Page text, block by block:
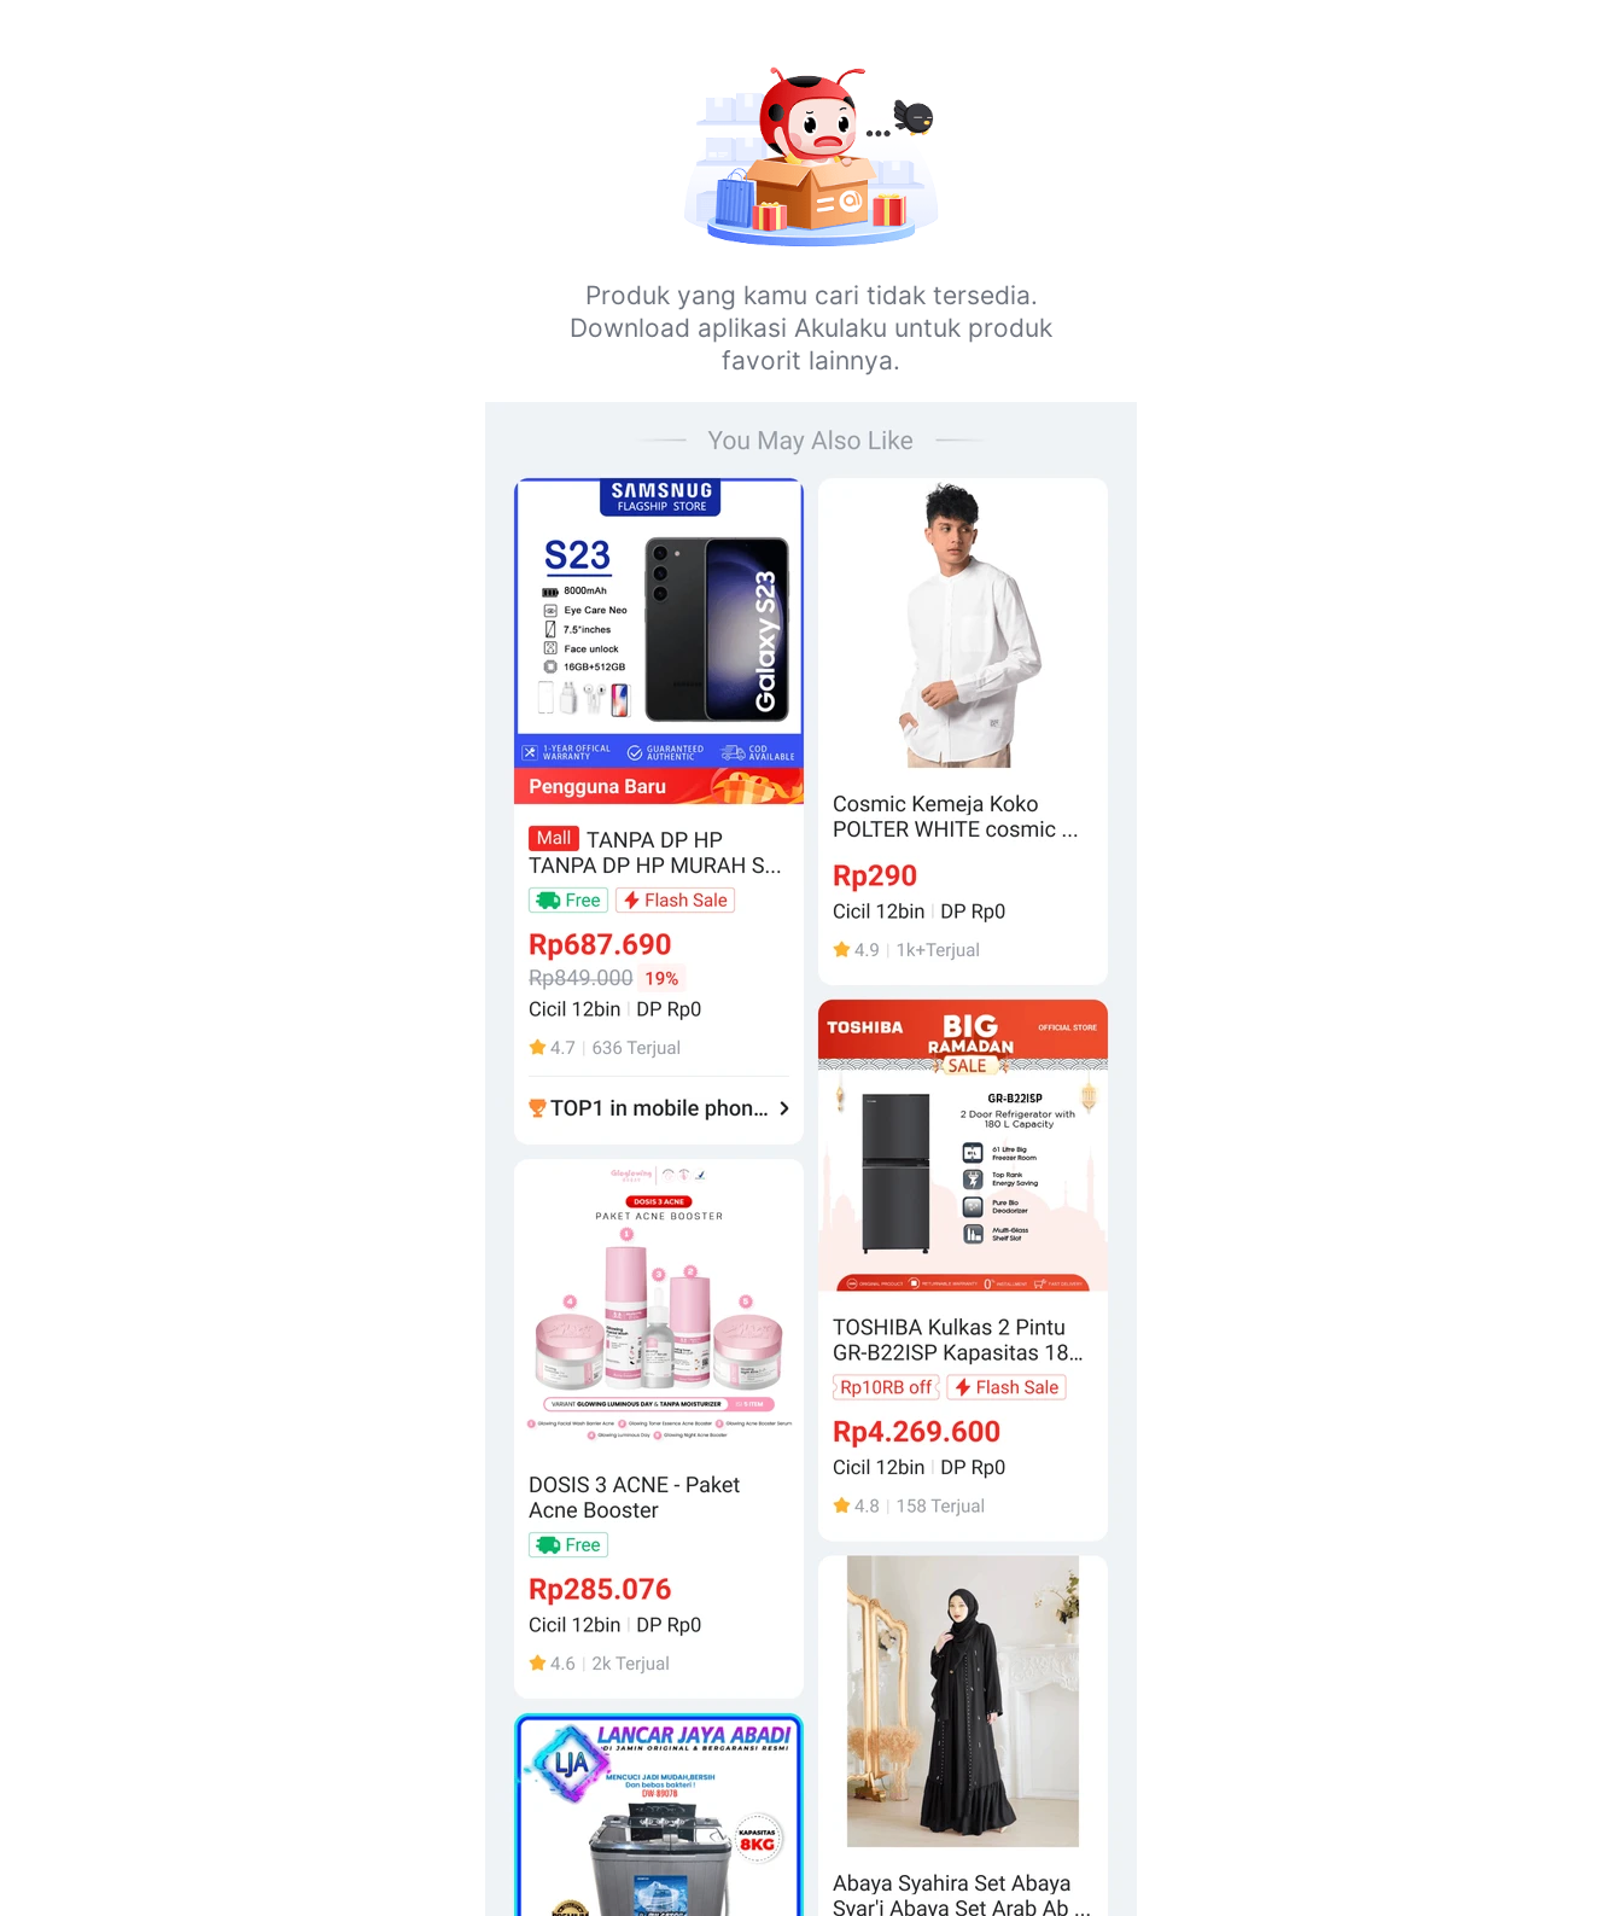
Produk yang kamu cari tidak tersedia.
Download aplikasi Akulaku untuk produk
favorit lainnya.